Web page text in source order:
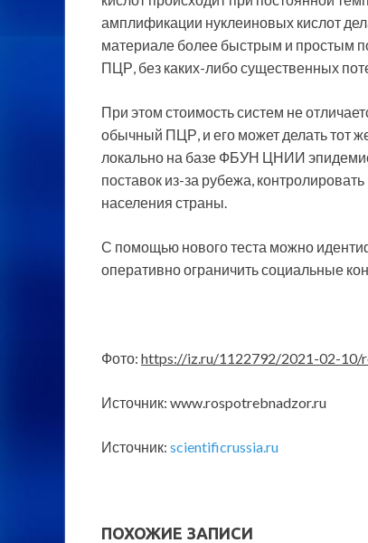
амплификации нуклеиновых кислот
материале более быстрым и простым
ПЦР, без каких-либо существенных
При этом стоимость систем не
обычный ПЦР, и его может делать тот
локально на базе ФБУН ЦНИИ
поставок из-за рубежа,
населения страны.
С помощью нового теста можно
оперативно ограничить социальные
Фото: https://iz.ru/1122792/2021-02-10/
Источник: www.rospotrebnadzor.ru
Источник: scientificrussia.ru
ПОХОЖИЕ ЗАПИСИ